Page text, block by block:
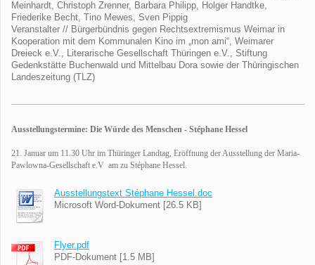
Meinhardt, Christoph Zrenner, Barbara Philipp, Holger Handtke,
Friederike Becht, Tino Mewes, Sven Pippig
Veranstalter // Bürgerbündnis gegen Rechtsextremismus Weimar in
Kooperation mit dem Kommunalen Kino im „mon ami“, Weimarer
Dreieck e.V., Literarische Gesellschaft Thüringen e.V., Stiftung
Gedenkstätte Buchenwald und Mittelbau Dora sowie der Thüringischen
Landeszeitung (TLZ)
Ausstellungstermine: Die Würde des Menschen - Stéphane Hessel
21. Januar um 11.30 Uhr im Thüringer Landtag, Eröffnung der Ausstellung der Maria-
Pawlowna-Gesellschaft e.V am zu Stéphane Hessel.
Ausstellungstext Stéphane Hessel.doc
Microsoft Word-Dokument [26.5 KB]
Flyer.pdf
PDF-Dokument [1.5 MB]